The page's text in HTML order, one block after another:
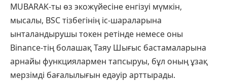
MUBARAK-ты өз экожүйесіне енгізуі мүмкін,
мысалы, BSC тізбегінің іс-шараларына
ынталандырушы токен ретінде немесе оны
Binance-тің болашақ Таяу Шығыс бастамаларына
арнайы функциялармен тапсыруы, бұл оның ұзақ
мерзімді бағалылығын едәуір арттырады.